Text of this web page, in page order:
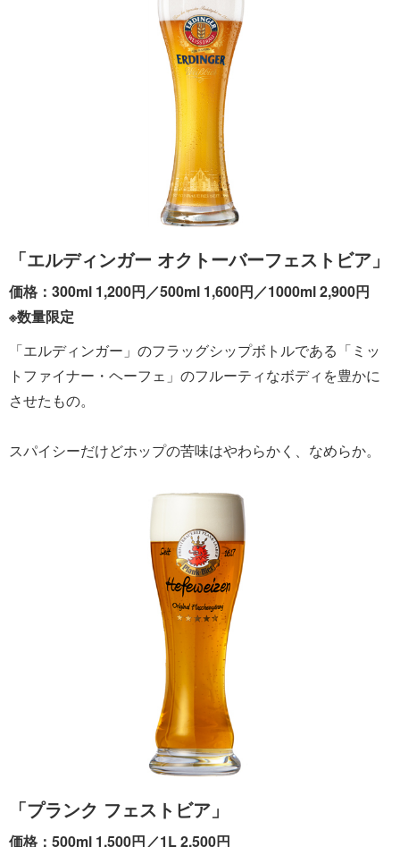
「エルディンガー オクトーバーフェストビア」
価格：300ml 1,200円／500ml 1,600円／1000ml 2,900円
※数量限定
「エルディンガー」のフラッグシップボトルである「ミッ
トファイナー・ヘーフェ」のフルーティなボディを豊かに
させたもの。
スパイシーだけどホップの苦味はやわらかく、なめらか。
「プランク フェストビア」
価格：500ml 1,500円／1L 2,500円